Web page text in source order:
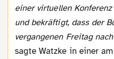
einer virtuellen
und bekräftigt, dass der
vergangenen Freitag
sagte Watzke in einer